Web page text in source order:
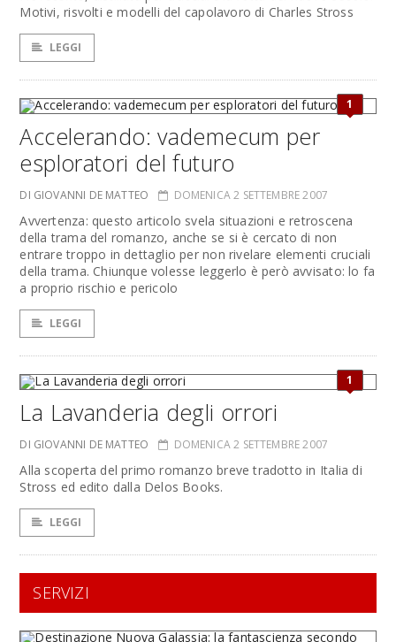
Motivi, risvolti e modelli del capolavoro di Charles Stross
LEGGI
1
Accelerando: vademecum per
esploratori del futuro
DI GIOVANNI DE MATTEO DOMENICA 2 SETTEMBRE 2007
Avvertenza: questo articolo svela situazioni e retroscena
della trama del romanzo, anche se si è cercato di non
entrare troppo in dettaglio per non rivelare elementi cruciali
della trama. Chiunque volesse leggerlo è però avvisato: lo fa
a proprio rischio e pericolo
LEGGI
1
La Lavanderia degli orrori
DI GIOVANNI DE MATTEO DOMENICA 2 SETTEMBRE 2007
Alla scoperta del primo romanzo breve tradotto in Italia di
Stross ed edito dalla Delos Books.
LEGGI
SERVIZI